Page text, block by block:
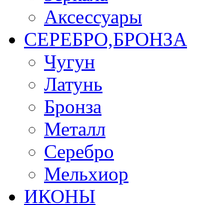
Аксессуары
СЕРЕБРО,БРОНЗА
Чугун
Латунь
Бронза
Металл
Серебро
Мельхиор
ИКОНЫ